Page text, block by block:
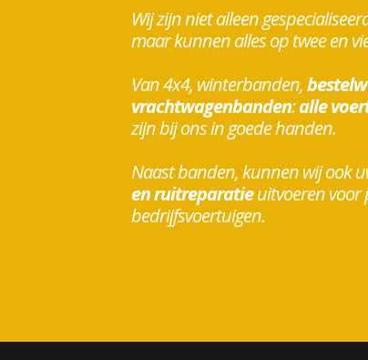
Wij zijn niet alleen
maar kunnen alles op twee en
Van 4x4, winterbanden,
vrachtwagenbanden:alle
zijn bij ons in goede handen.
Naast banden, kunnen wij ook
en ruitreparatieuitvoeren voor
bedrijfsvoertuigen.